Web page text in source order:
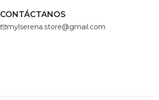
CONTÁCTANOS
mylserena.store@gmail.com